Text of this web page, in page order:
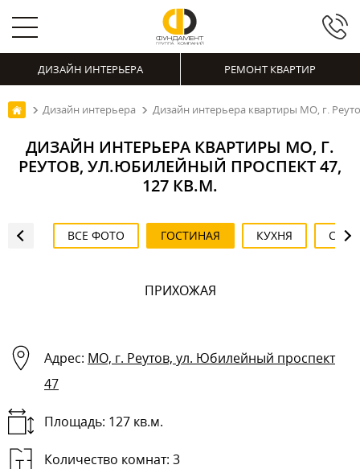
ДИЗАЙН ИНТЕРЬЕРА РЕМОНТ КВАРТИР
Дизайн интерьера Дизайн интерьера квартиры МО, г.
ДИЗАЙН ИНТЕРЬЕРА КВАРТИРЫ МО, Г.
РЕУТОВ, УЛ.ЮБИЛЕЙНЫЙ ПРОСПЕКТ 47,
127 КВ.М.
ВСЕ ФОТО ГОСТИНАЯ КУХНЯ
ГОСТИНАЯ
ГОСТИНАЯ
ГОСТИНАЯ
ГОСТИНАЯ
КУХНЯ
КУХНЯ
КУХНЯ
СПАЛЬНЯ
СПАЛЬНЯ
СПАЛЬНЯ
СПАЛЬНЯ
СПАЛЬНЯ
СПАЛЬНЯ
ВАННАЯ
ВАННАЯ
ВАННАЯ
ВАННАЯ
ВАННАЯ
ВАННАЯ
ВАННАЯ
ПРИХОЖАЯ
ПРИХОЖАЯ
ПРИХОЖАЯ
Адрес: МО, г. Реутов, ул. Юбилейный проспект
47
Площадь: 127 кв.м.
Количество комнат: 3